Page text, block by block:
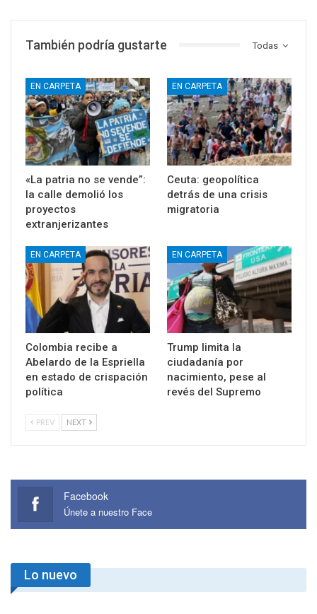
Todas
También podría gustarte
EN CARPETA
«La patria no se vende”:
la calle demolió los
proyectos
extranjerizantes
EN CARPETA
Ceuta: geopolítica
detrás de una crisis
migratoria
EN CARPETA
Colombia recibe a
Abelardo de la Espriella
en estado de crispación
política
EN CARPETA
Trump limita la
ciudadanía por
nacimiento, pese al
revés del Supremo
PREV NEXT
Facebook
Únete a nuestro Face
Lo nuevo